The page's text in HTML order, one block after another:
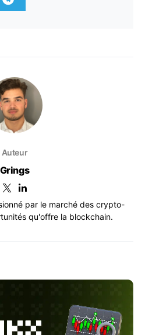
Auteur
Grings
par le marché des crypto-
qu'offre la blockchain.